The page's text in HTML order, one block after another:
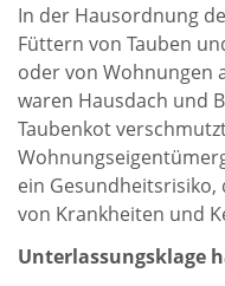
In der Hausordnung
Füttern von Tauben
oder von Wohnungen
waren Hausdach und
Taubenkot
ein
von Krankheiten und
Unterlassungsklage